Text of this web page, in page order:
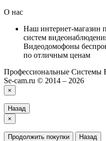
О нас
Наш интернет-магазин
систем
Видеодомофоны
по отличным ценам
Профессиональные Системы
Se-cam.ru © 2014 – 2026
×
Назад
×
Продолжить покупки
Назад